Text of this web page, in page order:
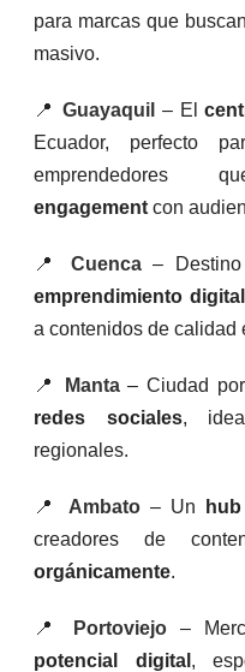
para marcas que buscan
masivo.
📍Guayaquil – El
Ecuador, perfecto
engagement con
📍Cuenca –
emprendimiento digital
a contenidos de calidad
📍 Manta– Ciudad
redes sociales,
regionales.
📍 Ambato– Un
creadores de
orgánicamente.
📍 Portoviejo –
potencial digital ,